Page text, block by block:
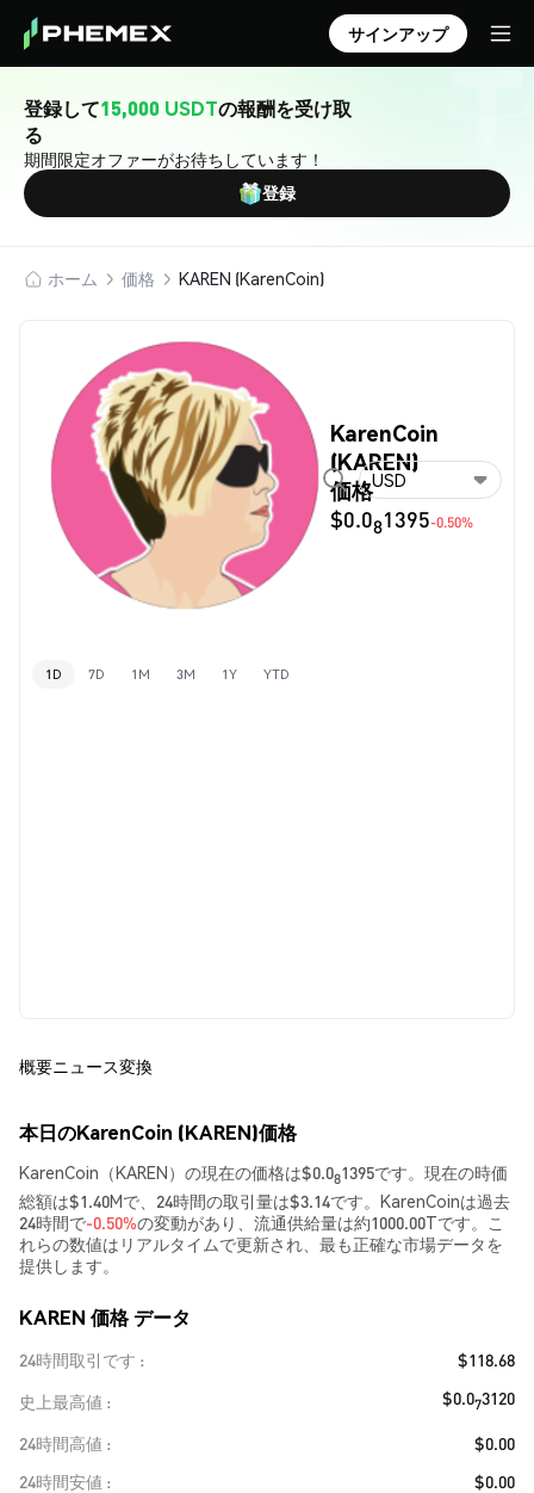
サインアップ
登録して15,000 USDTの報酬を受け取
る
期間限定オファーがお待ちしています！
登録
ホーム 価格 KAREN (KarenCoin)
KarenCoin
(KAREN)
価格
$0.081395-0.50%
USD
1D 7D 1M 3M 1Y YTD
概要ニュース変換
本日のKarenCoin (KAREN)価格
KarenCoin（KAREN）の現在の価格は$0.081395です。現在の時価
総額は$1.40Mで、24時間の取引量は$3.14です。KarenCoinは過去
24時間で-0.50%の変動があり、流通供給量は約1000.00Tです。こ
れらの数値はリアルタイムで更新され、最も正確な市場データを
提供します。
KAREN 価格 データ
24時間取引です
$118.68
史上最高値
$0.073120
24時間高値
$0.00
24時間安値
$0.00